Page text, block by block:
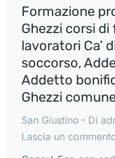
Formazione
Ghezzi corsi
lavoratori Ca’
soccorso,
Addetto
Ghezzi
San Giustino Di
Lascia un